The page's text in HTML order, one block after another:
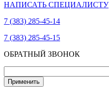
НАПИСАТЬ СПЕЦИАЛИСТУ
7 (383) 285-45-14
7 (383) 285-45-15
ОБРАТНЫЙ ЗВОНОК